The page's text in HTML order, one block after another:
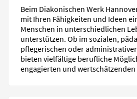
Beim Diakonischen Werk
mit Ihren Fähigkeiten und Ideen
Menschen in unterschiedlichen
unterstützen. Ob im sozialen,
pflegerischen oder
bieten vielfältige berufliche
engagierten und wertschätzenden